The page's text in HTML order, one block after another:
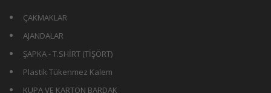
ÇAKMAKLAR
AJANDALAR
ŞAPKA - T.SHİRT (TİŞÖRT)
Plastik Tükenmez Kalem
KUPA VE KARTON BARDAK